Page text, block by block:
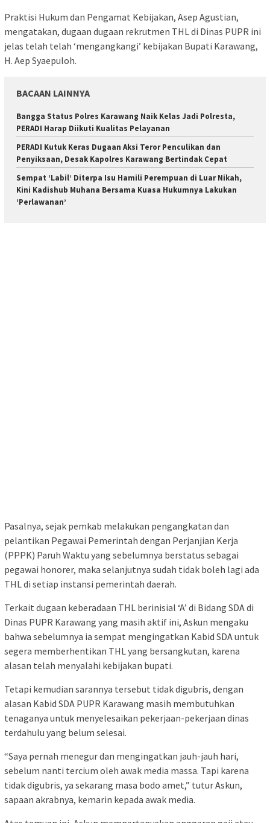
Praktisi Hukum dan Pengamat Kebijakan, Asep Agustian,
mengatakan, dugaan dugaan rekrutmen THL di Dinas PUPR ini
jelas telah telah ‘mengangkangi’ kebijakan Bupati Karawang,
H. Aep Syaepuloh.
BACAAN LAINNYA
Bangga Status Polres Karawang Naik Kelas Jadi Polresta,
PERADI Harap Diikuti Kualitas Pelayanan
PERADI Kutuk Keras Dugaan Aksi Teror Penculikan dan
Penyiksaan, Desak Kapolres Karawang Bertindak Cepat
Sempat ‘Labil’ Diterpa Isu Hamili Perempuan di Luar Nikah,
Kini Kadishub Muhana Bersama Kuasa Hukumnya Lakukan
‘Perlawanan’
Pasalnya, sejak pemkab melakukan pengangkatan dan
pelantikan Pegawai Pemerintah dengan Perjanjian Kerja
(PPPK) Paruh Waktu yang sebelumnya berstatus sebagai
pegawai honorer, maka selanjutnya sudah tidak boleh lagi ada
THL di setiap instansi pemerintah daerah.
Terkait dugaan keberadaan THL berinisial ‘A’ di Bidang SDA di
Dinas PUPR Karawang yang masih aktif ini, Askun mengaku
bahwa sebelumnya ia sempat mengingatkan Kabid SDA untuk
segera memberhentikan THL yang bersangkutan, karena
alasan telah menyalahi kebijakan bupati.
Tetapi kemudian sarannya tersebut tidak digubris, dengan
alasan Kabid SDA PUPR Karawang masih membutuhkan
tenaganya untuk menyelesaikan pekerjaan-pekerjaan dinas
terdahulu yang belum selesai.
“Saya pernah menegur dan mengingatkan jauh-jauh hari,
sebelum nanti tercium oleh awak media massa. Tapi karena
tidak digubris, ya sekarang masa bodo amet,” tutur Askun,
sapaan akrabnya, kemarin kepada awak media.